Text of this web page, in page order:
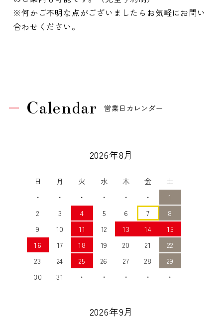
※何かご不明な点がございましたらお気軽にお問い
合わせください。
Calendar 営業日カレンダー
2026年8月
日 月 火 水 木 金
土
・
・ ・ ・ ・ ・
1
2
3 4 5 6 7
8
9
10 11 12 13 14
15
16
17 18 19 20 21
22
23
24 25 26 27 28
29
30
31 ・ ・ ・ ・ ・
2026年9月